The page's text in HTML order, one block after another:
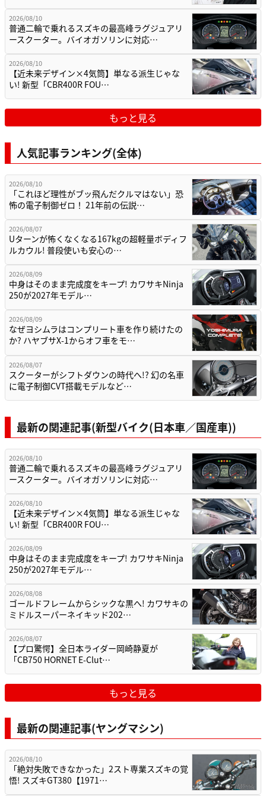
2026/08/10
普通二輪で乗れるスズキの最高峰ラグジュアリ
ースクーター。バイオガソリンに対応…
2026/08/10
【近未来デザイン×4気筒】単なる派生じゃな
い! 新型「CBR400R FOU…
もっと見る
人気記事ランキング(全体)
2026/08/10
「これほど理性がブッ飛んだクルマはない」恐
怖の電子制御ゼロ！ 21年前の伝説…
2026/08/07
Uターンが怖くなくなる167kgの超軽量ボディフ
ルカウル! 普段使いも安心の…
2026/08/09
中身はそのまま完成度をキープ! カワサキNinja
250が2027年モデル…
2026/08/09
なぜヨシムラはコンプリート車を作り続けたの
か? ハヤブサX-1からオフ車をモ…
2026/08/07
スクーターがシフトダウンの時代へ!? 幻の名車
に電子制御CVT搭載モデルなど…
最新の関連記事(新型バイク(日本車／国産車))
2026/08/10
普通二輪で乗れるスズキの最高峰ラグジュアリ
ースクーター。バイオガソリンに対応…
2026/08/10
【近未来デザイン×4気筒】単なる派生じゃな
い! 新型「CBR400R FOU…
2026/08/09
中身はそのまま完成度をキープ! カワサキNinja
250が2027年モデル…
2026/08/08
ゴールドフレームからシックな黒へ! カワサキの
ミドルスーパーネイキッド202…
2026/08/07
【プロ驚愕】全日本ライダー岡崎静夏が
「CB750 HORNET E-Clut…
もっと見る
最新の関連記事(ヤングマシン)
2026/08/10
「絶対失敗できなかった」2スト専業スズキの覚
悟! スズキGT380【1971…